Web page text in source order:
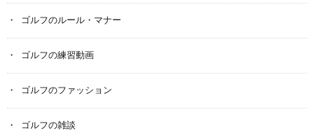
ゴルフのルール・マナー
ゴルフの練習動画
ゴルフのファッション
ゴルフの雑談